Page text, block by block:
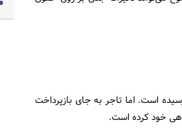
است. اما تاجر به جای بازپرداخت
خود کرده است.